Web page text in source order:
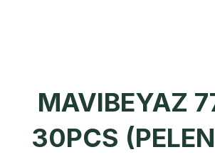
MAVIBEYAZ
30PCS